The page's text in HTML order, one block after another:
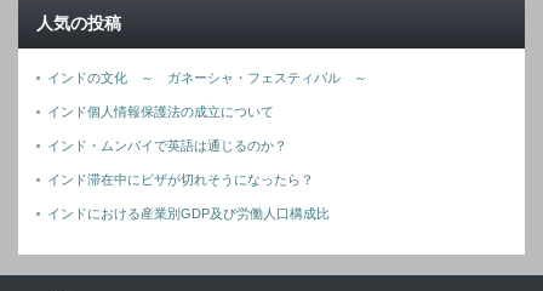
人気の投稿
インドの文化 ～ ガネーシャ・フェスティバル ～
インド個人情報保護法の成立について
インド・ムンバイで英語は通じるのか？
インド滞在中にビザが切れそうになったら？
インドにおける産業別GDP及び労働人口構成比